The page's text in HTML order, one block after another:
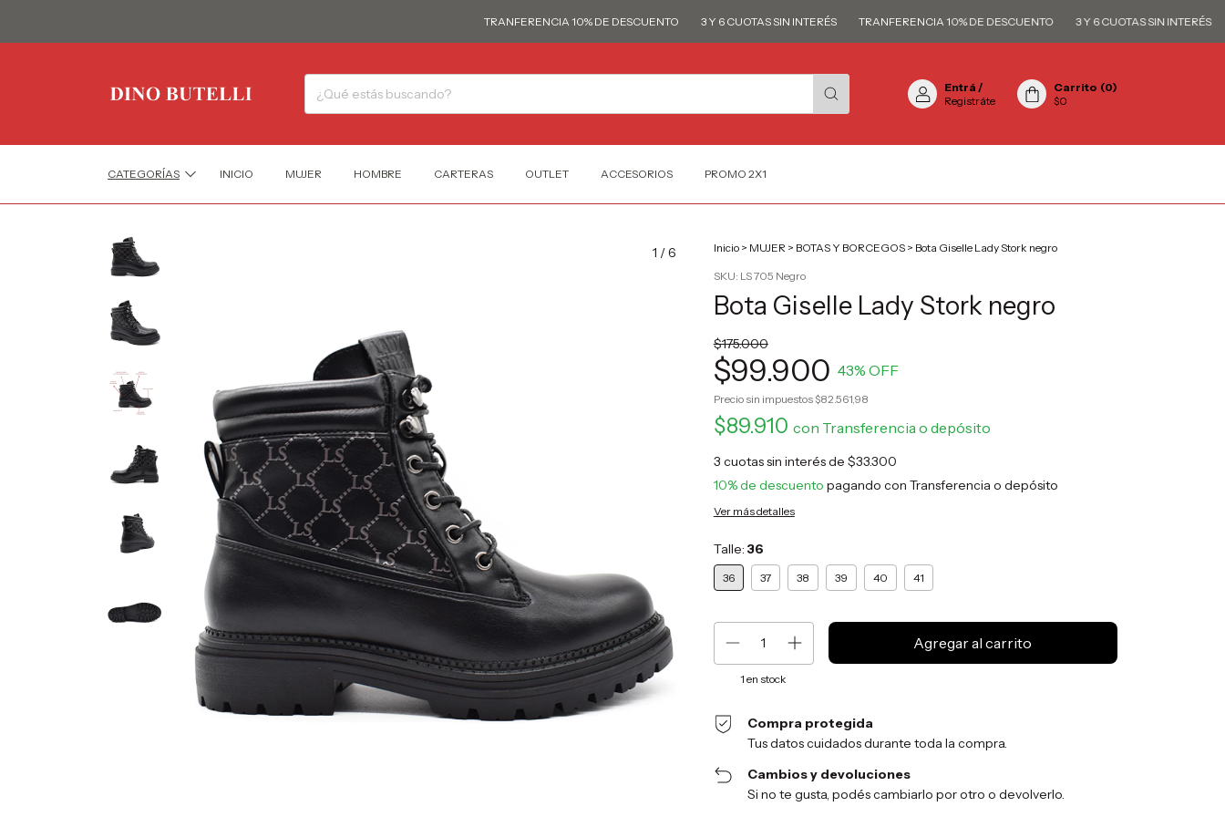
TRANFERENCIA 10% DE DESCUENTO 3 Y 6 CUOTAS SIN INTERÉS TRANFERENCIA 10% DE DESCUENTO 3 Y 6 CUOTAS SIN INTERÉS
Entrá /
Registráte
Carrito (0)
$0
CATEGORÍAS INICIO MUJER HOMBRE CARTERAS OUTLET ACCESORIOS PROMO 2X1
1 /6 Inicio > MUJER > BOTAS Y BORCEGOS > Bota Giselle Lady Stork negro
SKU: LS 705 Negro
Bota Giselle Lady Stork negro
$175.000
$99.900 43% OFF
Precio sin impuestos$82.561,98
$89.910 con Transferencia o depósito
3 cuotas sin interés de $33.300
10% de descuento pagando con Transferencia o depósito
Ver más detalles
Talle: 36
36 37 38 39 40 41
1 en stock
Compra protegida
Tus datos cuidados durante toda la compra.
Cambios y devoluciones
Si no te gusta, podés cambiarlo por otro o devolverlo.